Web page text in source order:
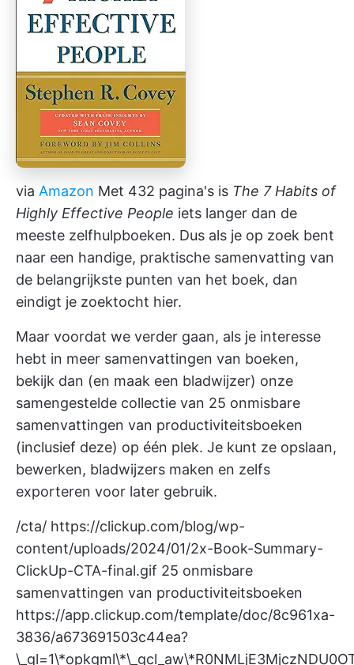
via Amazon Met 432 pagina's is The 7 Habits of
Highly Effective People iets langer dan de
meeste zelfhulpboeken. Dus als je op zoek bent
naar een handige, praktische samenvatting van
de belangrijkste punten van het boek, dan
eindigt je zoektocht hier.
Maar voordat we verder gaan, als je interesse
hebt in meer samenvattingen van boeken,
bekijk dan (en maak een bladwijzer) onze
samengestelde collectie van 25 onmisbare
samenvattingen van productiviteitsboeken
(inclusief deze) op één plek. Je kunt ze opslaan,
bewerken, bladwijzers maken en zelfs
exporteren voor later gebruik.
/cta/ https://clickup.com/blog/wp-
content/uploads/2024/01/2x-Book-Summary-
ClickUp-CTA-final.gif 25 onmisbare
samenvattingen van productiviteitsboeken
https://app.clickup.com/template/doc/8c961xa-
3836/a673691503c44ea?